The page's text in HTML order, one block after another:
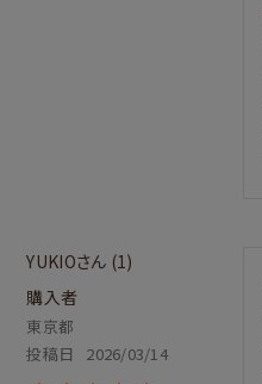
YUKIO
1
購入者
東京都
投稿日
2026/03/14